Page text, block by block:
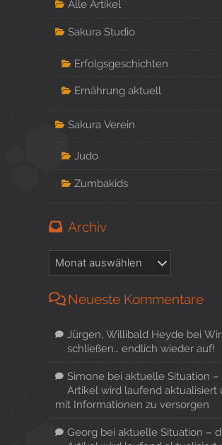
Alle Artikel
Sakura Studio
Erfolgsgeschichten
Ernährung aktuell
Sakura Verein
Judo
Zumbakids
Archiv
Neueste Kommentare
Jürgen, Willibald Heydebei Wir
schließen… endlich wieder auf!
Simonebei aktuelle Situation –
Artikel wird laufend aktualisiert
mit Informationen zu versorgen
Georg bei aktuelle Situation –